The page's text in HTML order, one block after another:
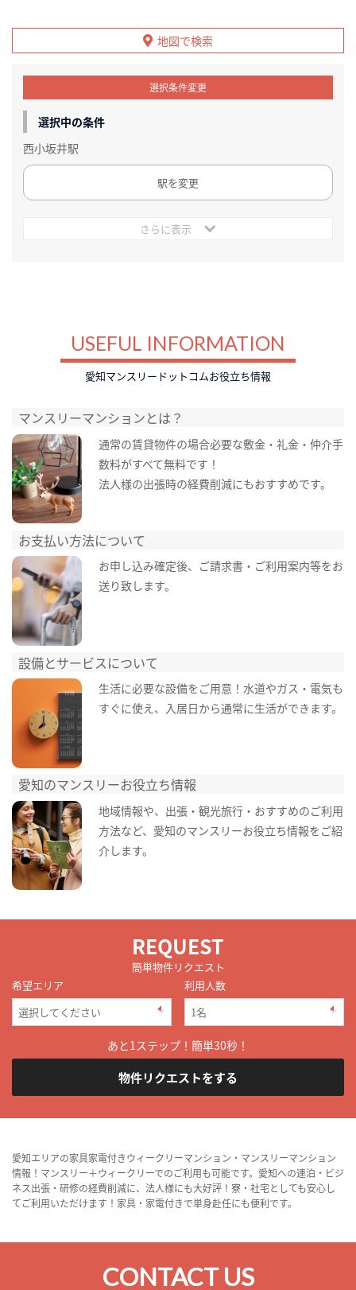
地図で検索
選択条件変更
選択中の条件
西小坂井駅
駅を変更
さらに表示
USEFUL INFORMATION
愛知マンスリードットコムお役立ち情報
マンスリーマンションとは？
通常の賃貸物件の場合必要な敷金・礼金・仲介手
数料がすべて無料です！
法人様の出張時の経費削減にもおすすめです。
お支払い方法について
お申し込み確定後、ご請求書・ご利用案内等をお
送り致します。
設備とサービスについて
生活に必要な設備をご用意！水道やガス・電気も
すぐに使え、入居日から通常に生活ができます。
愛知のマンスリーお役立ち情報
地域情報や、出張・観光旅行・おすすめのご利用
方法など、愛知のマンスリーお役立ち情報をご紹
介します。
REQUEST
簡単物件リクエスト
希望エリア
利用人数
あと1ステップ！簡単30秒！
物件リクエストをする
愛知エリアの家具家電付きウィークリーマンション・マンスリーマンション
情報！マンスリー＋ウィークリーでのご利用も可能です。愛知への連泊・ビジ
ネス出張・研修の経費削減に、法人様にも大好評！寮・社宅としても安心し
てご利用いただけます！家具・家電付きで単身赴任にも便利です。
CONTACT US